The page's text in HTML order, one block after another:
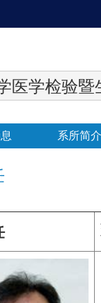
医学检验暨
系所简介